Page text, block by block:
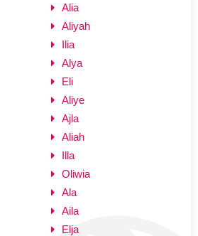
Alia
Aliyah
Ilia
Alya
Eli
Aliye
Ajla
Aliah
Illa
Oliwia
Ala
Aila
Elja